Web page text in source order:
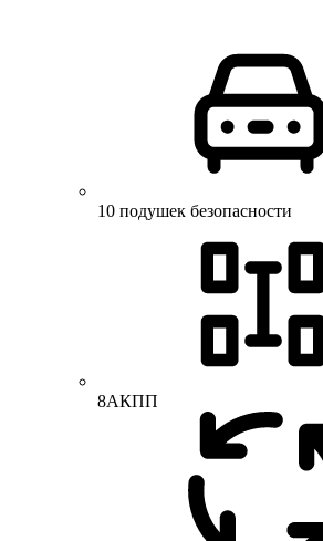
10 подушек безопасности
8АКПП